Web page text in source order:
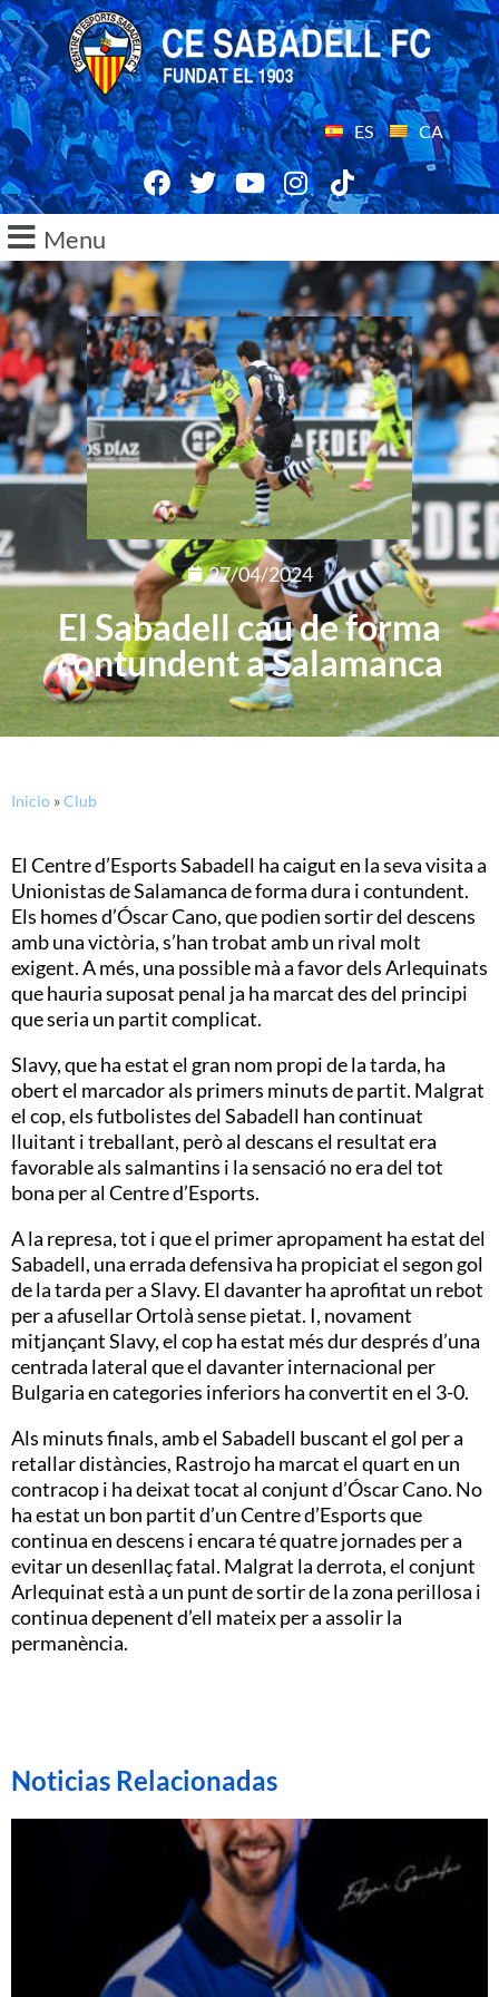
ES CA
Menu
27/04/2024
El Sabadell cau de forma
contundent a Salamanca
Inicio »Club
El Centre d’Esports Sabadell ha caigut en la seva visita a
Unionistas de Salamanca de forma dura i contundent.
Els homes d’Óscar Cano, que podien sortir del descens
amb una victòria, s’han trobat amb un rival molt
exigent. A més, una possible mà a favor dels Arlequinats
que hauria suposat penal ja ha marcat des del principi
que seria un partit complicat.
Slavy, que ha estat el gran nom propi de la tarda, ha
obert el marcador als primers minuts de partit. Malgrat
el cop, els futbolistes del Sabadell han continuat
lluitant i treballant, però al descans el resultat era
favorable als salmantins i la sensació no era del tot
bona per al Centre d’Esports.
A la represa, tot i que el primer apropament ha estat del
Sabadell, una errada defensiva ha propiciat el segon gol
de la tarda per a Slavy. El davanter ha aprofitat un rebot
per a afusellar Ortolà sense pietat. I, novament
mitjançant Slavy, el cop ha estat més dur després d’una
centrada lateral que el davanter internacional per
Bulgaria en categories inferiors ha convertit en el 3-0.
Als minuts finals, amb el Sabadell buscant el gol per a
retallar distàncies, Rastrojo ha marcat el quart en un
contracop i ha deixat tocat al conjunt d’Óscar Cano. No
ha estat un bon partit d’un Centre d’Esports que
continua en descens i encara té quatre jornades per a
evitar un desenllaç fatal. Malgrat la derrota, el conjunt
Arlequinat està a un punt de sortir de la zona perillosa i
continua depenent d’ell mateix per a assolir la
permanència.
Noticias Relacionadas